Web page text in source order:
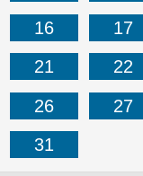
16
17
21
22
26
27
31